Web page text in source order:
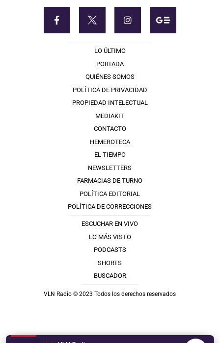
LO ÚLTIMO
PORTADA
QUIÉNES SOMOS
POLÍTICA DE PRIVACIDAD
PROPIEDAD INTELECTUAL
MEDIAKIT
CONTACTO
HEMEROTECA
EL TIEMPO
NEWSLETTERS
FARMACIAS DE TURNO
POLÍTICA EDITORIAL
POLÍTICA DE CORRECCIONES
ESCUCHAR EN VIVO
LO MÁS VISTO
PODCASTS
SHORTS
BUSCADOR
VLN Radio © 2023 Todos los derechos reservados